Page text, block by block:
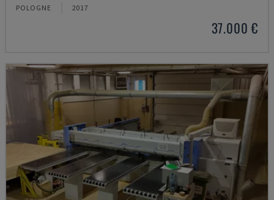
POLOGNE 2017
37.000 €